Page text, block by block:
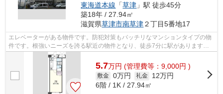
東海道本線 「草津 」駅 徒歩45分
築18年 / 27.94㎡
滋賀県草津市南草津２丁目5番地17
エレベーターがある物件です。防犯対策もバッチリなマンションタイプの物
件です。根強いニーズを誇る駅近の物件となり、徒歩7分に駅があります。
草津市エリアの賃貸情報をお探しなら、...
5.7万円 (管理費等：9,000円 )
敷金 0万円 礼金
12万円
6階 / 1K / 27.94㎡